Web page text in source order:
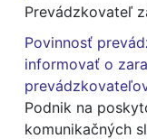
Prevádzkovateľ
Povinnosť
informovať o
Podnik na
komunikačných